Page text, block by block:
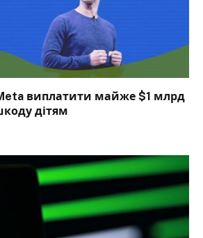
виплатити майже $1 млрд
дітям